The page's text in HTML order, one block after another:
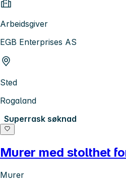
Arbeidsgiver
EGB Enterprises AS
Sted
Rogaland
Superrask søknad
Murer med stolthet
Murer